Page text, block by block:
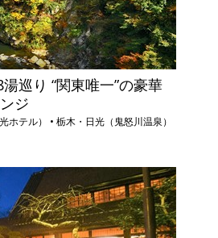
巡り “関東唯一”の豪華
ジ
テル） • 栃木・日光（鬼怒川温泉）